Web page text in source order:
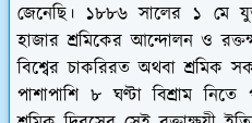
জেনেছি। ১৮৮৬ সালের ১ মে
হাজার শ্রমিকের আন্দোলন ও
বিশ্বের চাকরিরত অথবা শ্রমিক
পাশাপাশি ৮ ঘণ্টা বিশ্রাম